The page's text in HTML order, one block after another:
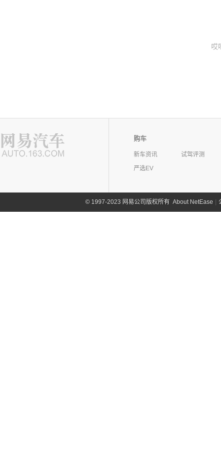
哎
购车
新车资讯
试驾评测
严选EV
©1997-2023 网易公司版权所有 About NetEase